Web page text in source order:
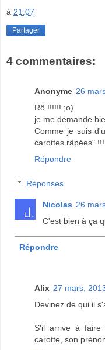
à 21:07
Partager
4 commentaires:
Anonyme 26
Rô !!!!!! ;o)
je me demande
Comme je suis
carottes râpées"
Répondre
Réponses
Nicolas 26
C'est bien à ça
Répondre
Alix 27 mars,
Devinez de qui il
S'il arrive à faire
carotte, son